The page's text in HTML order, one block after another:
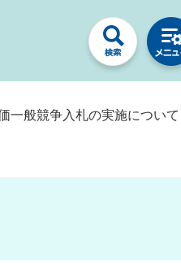
一般競争入札の実施について